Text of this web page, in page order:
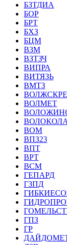
БЗТДИА
БОР
БРТ
БХЗ
БЦМ
ВЗМ
ВЗТЗЧ
ВИПРА
ВИТЯЗЬ
ВМТЗ
ВОЛМЕТ
ВОМ
ВПЗ23
ВПТ
ВРТ
ВСМ
ГЕПАРД
ГЗПД
ГПЗ
ГР